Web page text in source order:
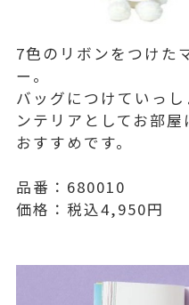
7色のリボンをつけた
ー。
バッグにつけていっ
ンテリアとしてお部
おすすめです。
品番：680010
価格：税込4,950円